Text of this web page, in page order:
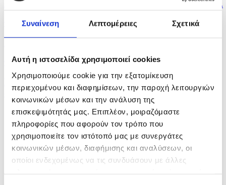
Συναίνεση Λεπτομέρειες Σχετικά
Αυτή η ιστοσελίδα χρησιμοποιεί cookies
Χρησιμοποιούμε cookie για την εξατομίκευση
περιεχομένου και διαφημίσεων, την παροχή λειτουργιών
κοινωνικών μέσων και την ανάλυση της
επισκεψιμότητάς μας. Επιπλέον, μοιραζόμαστε
πληροφορίες που αφορούν τον τρόπο που
χρησιμοποιείτε τον ιστότοπό μας με συνεργάτες
κοινωνικών μέσων, διαφήμισης και αναλύσεων, οι
οποίοι ενδεχομένως να τις συνδυάσουν με άλλες
Ασημένιο μετάλλιο για την Ελλάδα στο Παγκόσμιο...
πριν 26 λεπτά
πριν 28 λεπτά
Ν. Κορέα: Η ποδοσφαιρική ομοσπονδία ζήτησε
συγγνώμη...